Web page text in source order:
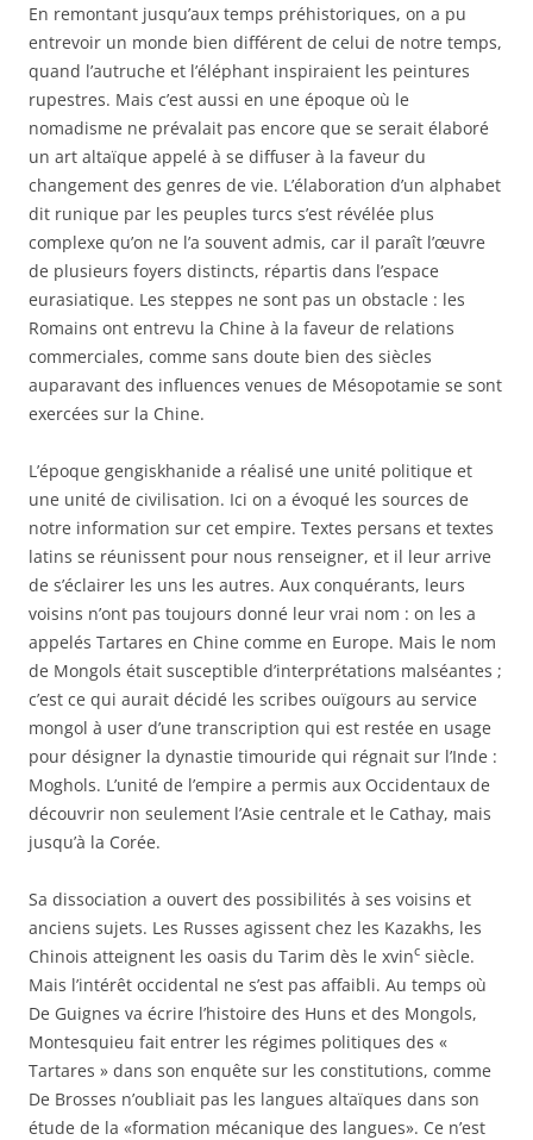
En remontant jusqu’aux temps préhistoriques, on a pu
entrevoir un monde bien différent de celui de notre temps,
quand l’autruche et l’éléphant inspiraient les peintures
rupestres. Mais c’est aussi en une époque où le
nomadisme ne prévalait pas encore que se serait élaboré
un art altaïque appelé à se diffuser à la faveur du
changement des genres de vie. L’élaboration d’un alphabet
dit runique par les peuples turcs s’est révélée plus
complexe qu’on ne l’a souvent admis, car il paraît l’œuvre
de plusieurs foyers distincts, répartis dans l’espace
eurasiatique. Les steppes ne sont pas un obstacle : les
Romains ont entrevu la Chine à la faveur de relations
commerciales, comme sans doute bien des siècles
auparavant des influences venues de Mésopotamie se sont
exercées sur la Chine.
L’époque gengiskhanide a réalisé une unité politique et
une unité de civilisation. Ici on a évoqué les sources de
notre information sur cet empire. Textes persans et textes
latins se réunissent pour nous renseigner, et il leur arrive
de s’éclairer les uns les autres. Aux conquérants, leurs
voisins n’ont pas toujours donné leur vrai nom : on les a
appelés Tartares en Chine comme en Europe. Mais le nom
de Mongols était susceptible d’interprétations malséantes ;
c’est ce qui aurait décidé les scribes ouïgours au service
mongol à user d’une transcription qui est restée en usage
pour désigner la dynastie timouride qui régnait sur l’Inde :
Moghols. L’unité de l’empire a permis aux Occidentaux de
découvrir non seulement l’Asie centrale et le Cathay, mais
jusqu’à la Corée.
Sa dissociation a ouvert des possibilités à ses voisins et
anciens sujets. Les Russes agissent chez les Kazakhs, les
Chinois atteignent les oasis du Tarim dès le xvinc siècle.
Mais l’intérêt occidental ne s’est pas affaibli. Au temps où
De Guignes va écrire l’histoire des Huns et des Mongols,
Montesquieu fait entrer les régimes politiques des «
Tartares » dans son enquête sur les constitutions, comme
De Brosses n’oubliait pas les langues altaïques dans son
étude de la «formation mécanique des langues». Ce n’est